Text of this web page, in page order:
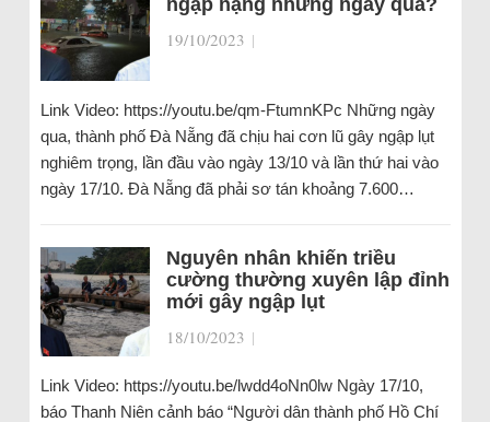
ngập nặng những ngày qua?
19/10/2023 |
Link Video: https://youtu.be/qm-FtumnKPc Những ngày
qua, thành phố Đà Nẵng đã chịu hai cơn lũ gây ngập lụt
nghiêm trọng, lần đầu vào ngày 13/10 và lần thứ hai vào
ngày 17/10. Đà Nẵng đã phải sơ tán khoảng 7.600…
Nguyên nhân khiến triều
cường thường xuyên lập đỉnh
mới gây ngập lụt
18/10/2023 |
Link Video: https://youtu.be/lwdd4oNn0lw Ngày 17/10,
báo Thanh Niên cảnh báo “Người dân thành phố Hồ Chí